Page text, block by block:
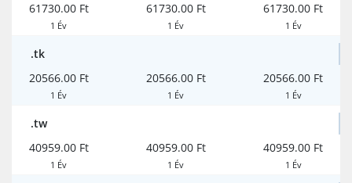
61730.00 Ft
1 Év
61730.00 Ft
1 Év
61730.00 Ft
1 Év
.tk
20566.00 Ft
1 Év
20566.00 Ft
1 Év
20566.00 Ft
1 Év
.tw
40959.00 Ft
1 Év
40959.00 Ft
1 Év
40959.00 Ft
1 Év